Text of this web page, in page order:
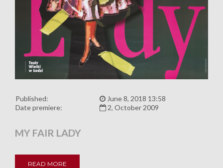
Published:
June 8, 2018 13:58
Date premiere:
2, October 2009
MY FAIR LADY
READ MORE